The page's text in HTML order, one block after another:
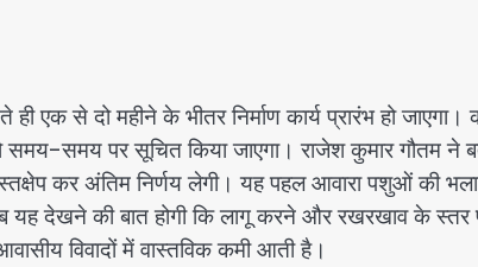
से दो महीने के भीतर निर्माण कार्य प्रारंभ हो जाएगा।
समय-समय पर सूचित किया जाएगा। राजेश कुमार गौतम ने
कर अंतिम निर्णय लेगी। यह पहल आवारा पशुओं की
देखने की बात होगी कि लागू करने और रखरखाव के स्तर
विवादों में वास्तविक कमी आती है।